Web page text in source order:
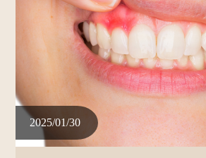
2025/01/30